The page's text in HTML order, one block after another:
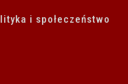
i społeczeństwo